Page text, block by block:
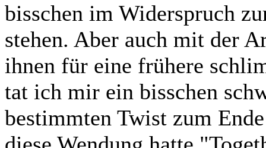
bisschen im Widerspruch
stehen. Aber auch mit der
ihnen für eine frühere
tat ich mir ein bisschen
bestimmten Twist zum